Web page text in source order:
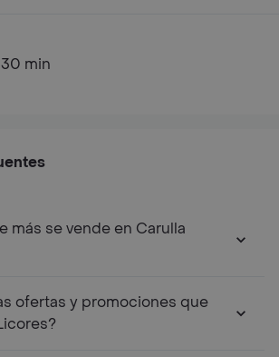
30 min
más se vende en Carulla
ofertas y promociones que